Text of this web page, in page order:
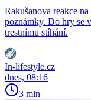
Rakušanova reakce
poznámky. Do hry se
trestnímu stíhání.
In-lifestyle.cz
dnes, 08:16
3 min